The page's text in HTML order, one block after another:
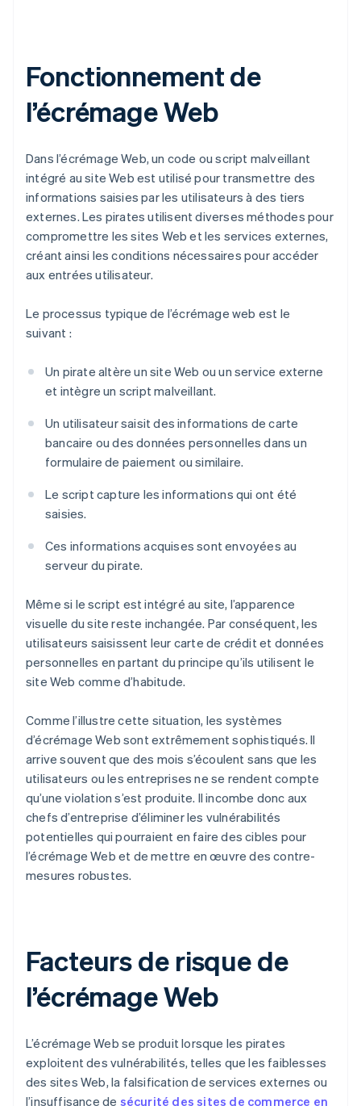
Fonctionnement de
l’écrémage Web
Dans l’écrémage Web, un code ou script malveillant
intégré au site Web est utilisé pour transmettre des
informations saisies par les utilisateurs à des tiers
externes. Les pirates utilisent diverses méthodes pour
compromettre les sites Web et les services externes,
créant ainsi les conditions nécessaires pour accéder
aux entrées utilisateur.
Le processus typique de l’écrémage web est le
suivant :
Un pirate altère un site Web ou un service externe
et intègre un script malveillant.
Un utilisateur saisit des informations de carte
bancaire ou des données personnelles dans un
formulaire de paiement ou similaire.
Le script capture les informations qui ont été
saisies.
Ces informations acquises sont envoyées au
serveur du pirate.
Même si le script est intégré au site, l’apparence
visuelle du site reste inchangée. Par conséquent, les
utilisateurs saisissent leur carte de crédit et données
personnelles en partant du principe qu’ils utilisent le
site Web comme d’habitude.
Comme l’illustre cette situation, les systèmes
d’écrémage Web sont extrêmement sophistiqués. Il
arrive souvent que des mois s’écoulent sans que les
utilisateurs ou les entreprises ne se rendent compte
qu’une violation s’est produite. Il incombe donc aux
chefs d’entreprise d’éliminer les vulnérabilités
potentielles qui pourraient en faire des cibles pour
l’écrémage Web et de mettre en œuvre des contre-
mesures robustes.
Facteurs de risque de
l’écrémage Web
L’écrémage Web se produit lorsque les pirates
exploitent des vulnérabilités, telles que les faiblesses
des sites Web, la falsification de services externes ou
l’insuffisance de sécurité des sites de commerce en